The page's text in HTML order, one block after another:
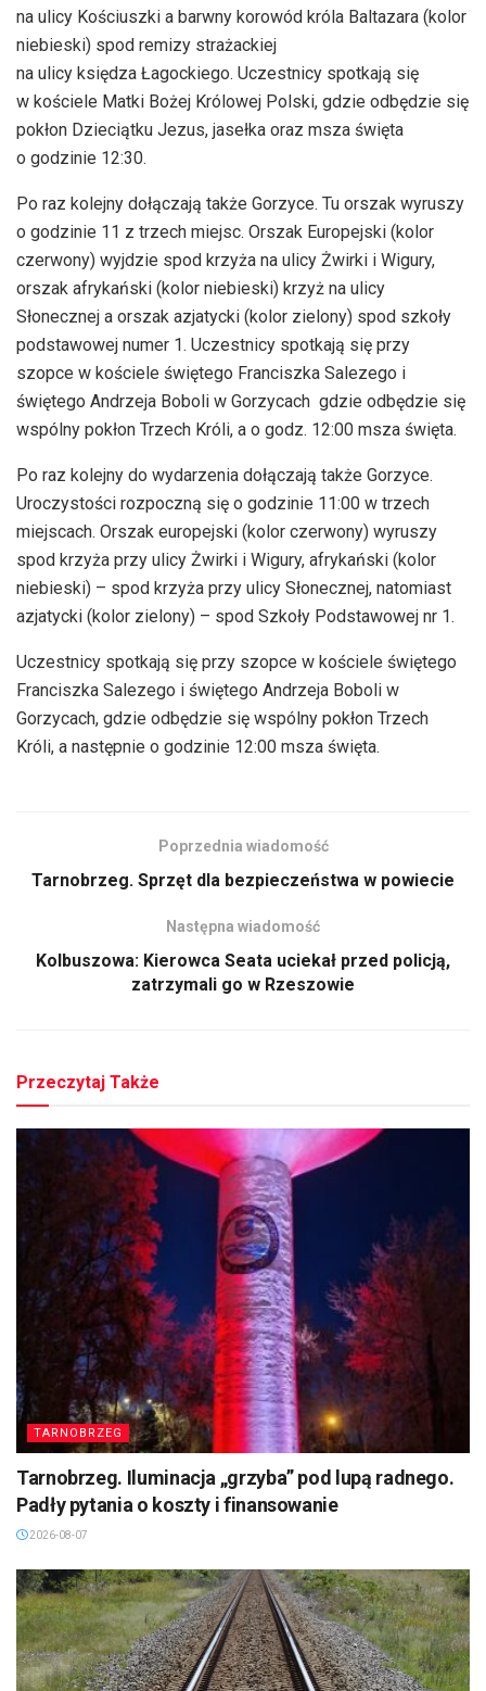
na ulicy Kościuszki a barwny korowód króla Baltazara (kolor
niebieski) spod remizy strażackiej
na ulicy księdza Łagockiego. Uczestnicy spotkają się
w kościele Matki Bożej Królowej Polski, gdzie odbędzie się
pokłon Dzieciątku Jezus, jasełka oraz msza święta
o godzinie 12:30.
Po raz kolejny dołączają także Gorzyce. Tu orszak wyruszy
o godzinie 11 z trzech miejsc. Orszak Europejski (kolor
czerwony) wyjdzie spod krzyża na ulicy Żwirki i Wigury,
orszak afrykański (kolor niebieski) krzyż na ulicy
Słonecznej a orszak azjatycki (kolor zielony) spod szkoły
podstawowej numer 1. Uczestnicy spotkają się przy
szopce w kościele świętego Franciszka Salezego i
świętego Andrzeja Boboli w Gorzycach gdzie odbędzie się
wspólny pokłon Trzech Króli, a o godz. 12:00 msza święta.
Po raz kolejny do wydarzenia dołączają także Gorzyce.
Uroczystości rozpoczną się o godzinie 11:00 w trzech
miejscach. Orszak europejski (kolor czerwony) wyruszy
spod krzyża przy ulicy Żwirki i Wigury, afrykański (kolor
niebieski) – spod krzyża przy ulicy Słonecznej, natomiast
azjatycki (kolor zielony) – spod Szkoły Podstawowej nr 1.
Uczestnicy spotkają się przy szopce w kościele świętego
Franciszka Salezego i świętego Andrzeja Boboli w
Gorzycach, gdzie odbędzie się wspólny pokłon Trzech
Króli, a następnie o godzinie 12:00 msza święta.
Poprzednia wiadomość
Tarnobrzeg. Sprzęt dla bezpieczeństwa w powiecie
Następna wiadomość
Kolbuszowa: Kierowca Seata uciekał przed policją,
zatrzymali go w Rzeszowie
Przeczytaj Także
TARNOBRZEG
Tarnobrzeg. Iluminacja „grzyba” pod lupą radnego.
Padły pytania o koszty i finansowanie
2026-08-07